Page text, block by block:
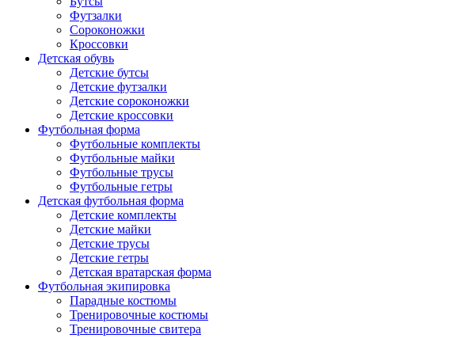
Футзалки
Сороконожки
Кроссовки
Детская обувь
Детские бутсы
Детские футзалки
Детские сороконожки
Детские кроссовки
Футбольная форма
Футбольные комплекты
Футбольные майки
Футбольные трусы
Футбольные гетры
Детская футбольная форма
Детские комплекты
Детские майки
Детские трусы
Детские гетры
Детская вратарская форма
Футбольная экипировка
Парадные костюмы
Тренировочные костюмы
Тренировочные свитера